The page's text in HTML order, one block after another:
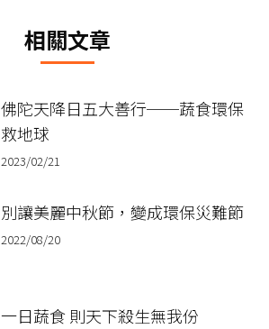
章：
相關文章
佛陀天降日五大善行──蔬食環保
救地球
2023/02/21
別讓美麗中秋節，變成環保災難節
2022/08/20
一日蔬食 則天下殺生無我份